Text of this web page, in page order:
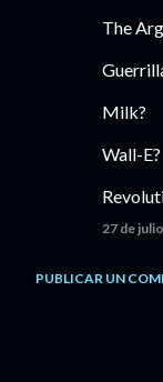
The
Milk?
Wall-E?
27 de
PUBLICAR UN